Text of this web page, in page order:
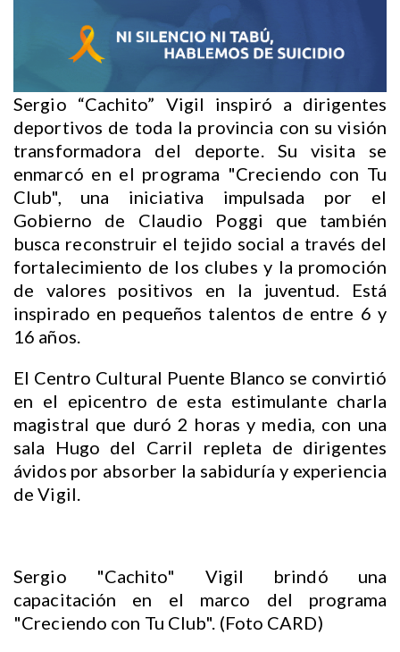
Sergio “Cachito” Vigil inspiró a dirigentes
deportivos de toda la provincia con su visión
transformadora del deporte. Su visita se
enmarcó en el programa "Creciendo con Tu
Club", una iniciativa impulsada por el
Gobierno de Claudio Poggi que también
busca reconstruir el tejido social a través del
fortalecimiento de los clubes y la promoción
de valores positivos en la juventud. Está
inspirado en pequeños talentos de entre 6 y
16 años.
El Centro Cultural Puente Blanco se convirtió
en el epicentro de esta estimulante charla
magistral que duró 2 horas y media, con una
sala Hugo del Carril repleta de dirigentes
ávidos por absorber la sabiduría y experiencia
de Vigil.
Sergio "Cachito" Vigil brindó una
capacitación en el marco del programa
"Creciendo con Tu Club". (Foto CARD)